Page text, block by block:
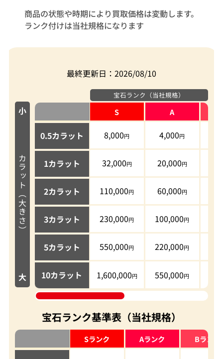
商品の状態や時期により買取価格は変動します。
ランク付けは当社規格になります
最終更新日：2026/08/10
小
カラット（大きさ）
大
宝石ランク（当社規格）
0.5カラット
1カラット
2カラット
3カラット
5カラット
10カラット
S A
8,000 4,000
32,000 20,000
110,000 60,000
230,000 100,000
550,000 220,000
1,600,000 550,000
宝石ランク基準表（当社規格）
Sランク Aランク Bランク